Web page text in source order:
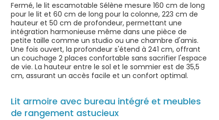
Fermé, le lit escamotable Sélène mesure 160 cm de long
pour le lit et 60 cm de long pour la colonne, 223 cm de
hauteur et 50 cm de profondeur, permettant une
intégration harmonieuse même dans une pièce de
petite taille comme un studio ou une chambre d'amis.
Une fois ouvert, la profondeur s'étend à 241 cm, offrant
un couchage 2 places confortable sans sacrifier l'espace
de vie. La hauteur entre le sol et le sommier est de 35,5
cm, assurant un accès facile et un confort optimal.
Lit armoire avec bureau intégré et meubles
de rangement astucieux